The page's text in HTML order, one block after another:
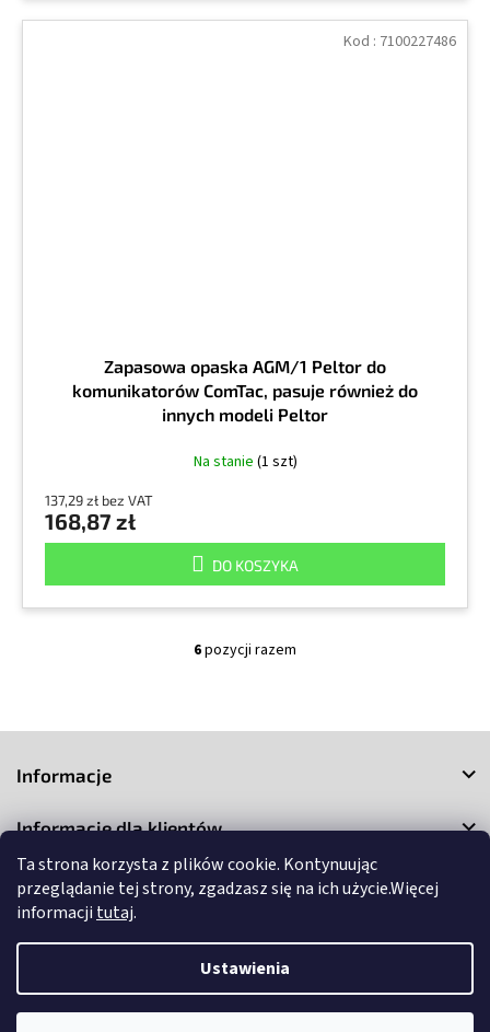
Ta strona korzysta z plików cookie. Kontynuując
przeglądanie tej strony, zgadzasz się na ich użycie.Więcej
informacji tutaj.
Ustawienia
Zapasowa opaska AGM/1 Peltor do
komunikatorów ComTac, pasuje również do
innych modeli Peltor
Na stanie (1 szt)
137,29 zł bez VAT
168,87 zł
DO KOSZYKA
Kod : 7100227486
K
i
i
s
6pozycji razem
k
Informacje
Informacje dla klientów
Kontakt